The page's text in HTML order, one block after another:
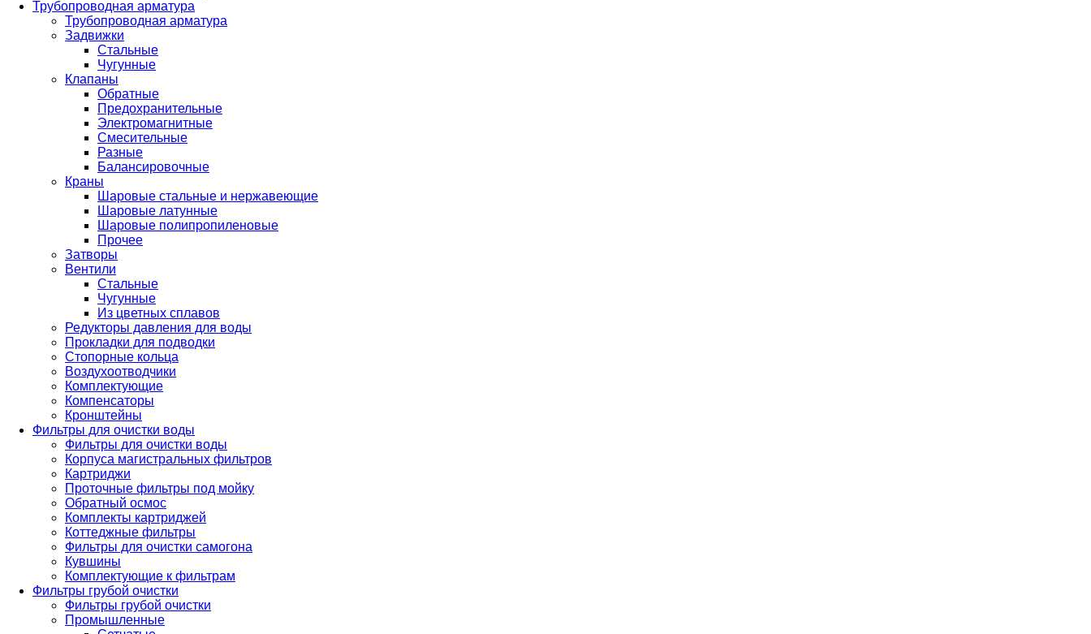
Трубопроводная арматура
Трубопроводная арматура
Задвижки
Стальные
Чугунные
Клапаны
Обратные
Предохранительные
Электромагнитные
Смесительные
Разные
Балансировочные
Краны
Шаровые стальные и нержавеющие
Шаровые латунные
Шаровые полипропиленовые
Прочее
Затворы
Вентили
Стальные
Чугунные
Из цветных сплавов
Редукторы давления для воды
Прокладки для подводки
Стопорные кольца
Воздухоотводчики
Комплектующие
Компенсаторы
Кронштейны
Фильтры для очистки воды
Фильтры для очистки воды
Корпуса магистральных фильтров
Картриджи
Проточные фильтры под мойку
Обратный осмос
Комплекты картриджей
Коттеджные фильтры
Фильтры для очистки самогона
Кувшины
Комплектующие к фильтрам
Фильтры грубой очистки
Фильтры грубой очистки
Промышленные